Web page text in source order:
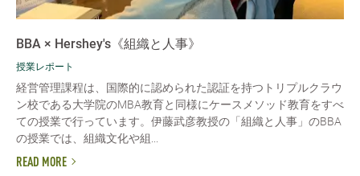
BBA × Hershey's《組織と人事》
授業レポート
経営管理課程は、国際的に認められた認証を持つトリプルクラウ
ン校である大学院のMBA教育と同様にケースメソッド教育をすべ
ての授業で行っています。伊藤武彦教授の「組織と人事」のBBA
の授業では、組織文化や組...
READ MORE